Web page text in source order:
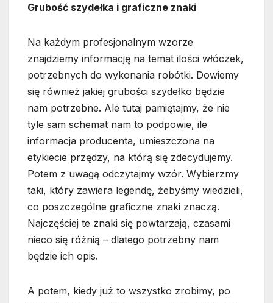
Grubość szydełka i graficzne znaki
Na każdym profesjonalnym wzorze
znajdziemy informację na temat ilości włóczek,
potrzebnych do wykonania robótki. Dowiemy
się również jakiej grubości szydełko będzie
nam potrzebne. Ale tutaj pamiętajmy, że nie
tyle sam schemat nam to podpowie, ile
informacja producenta, umieszczona na
etykiecie przędzy, na którą się zdecydujemy.
Potem z uwagą odczytajmy wzór. Wybierzmy
taki, który zawiera legendę, żebyśmy wiedzieli,
co poszczególne graficzne znaki znaczą.
Najczęściej te znaki się powtarzają, czasami
nieco się różnią – dlatego potrzebny nam
będzie ich opis.
A potem, kiedy już to wszystko zrobimy, po